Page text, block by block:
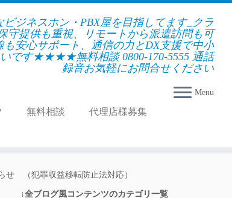
ジネスホン・PBX屋を目指してます_クラ
守提供も重視、リモートから派遣訪問も可
安心サポート、通信の力とDX支援で中小
いです★★★★無料相談 0800-170-5555 通話
録音お気軽にお問合せください
Menu
無料相談
代理店様募集
せ （犯罪収益移転防止法対応）
↓全ブログ風コンテンツのカテゴリ一覧